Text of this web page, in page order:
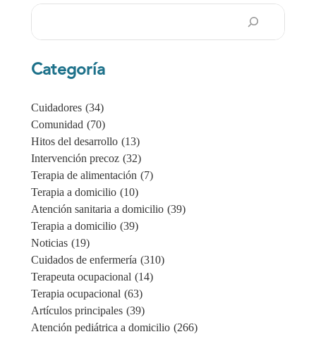
Buscar
Categoría
Cuidadores (34)
Comunidad (70)
Hitos del desarrollo (13)
Intervención precoz (32)
Terapia de alimentación (7)
Terapia a domicilio (10)
Atención sanitaria a domicilio (39)
Terapia a domicilio (39)
Noticias (19)
Cuidados de enfermería (310)
Terapeuta ocupacional (14)
Terapia ocupacional (63)
Artículos principales (39)
Atención pediátrica a domicilio (266)